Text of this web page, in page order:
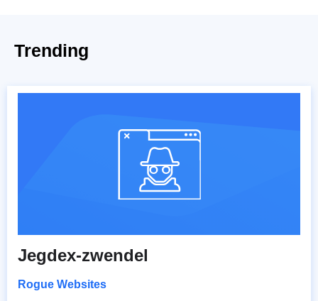
Trending
Jegdex-zwendel
Rogue Websites